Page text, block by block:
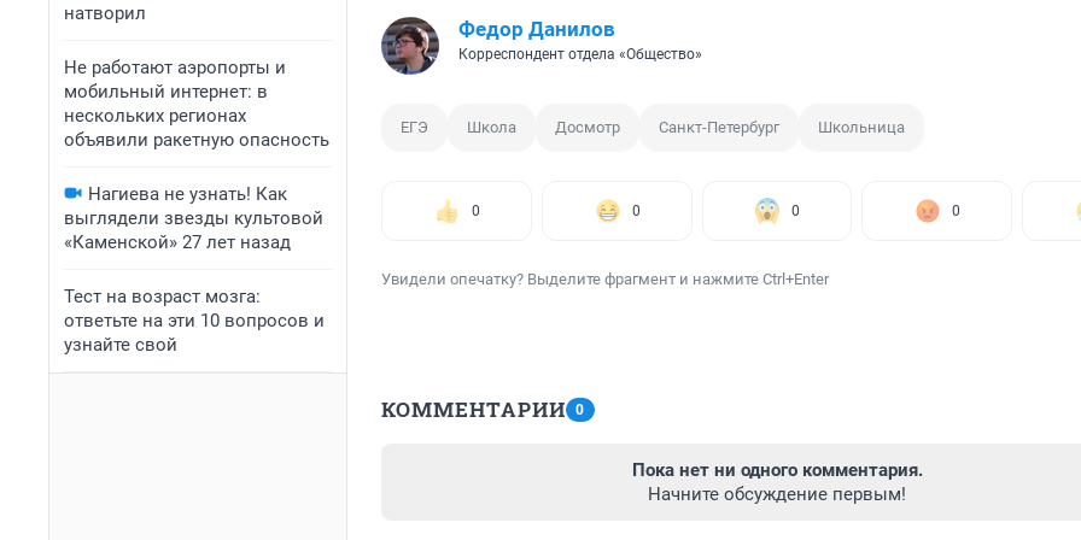
натворил
Не работают аэропорты и
мобильный интернет: в
нескольких регионах
объявили ракетную опасность
Нагиева не узнать! Как
выглядели звезды культовой
«Каменской» 27 лет назад
Тест на возраст мозга:
ответьте на эти 10 вопросов и
узнайте свой
Федор Данилов
Корреспондент отдела «Общество»
ЕГЭ Школа Досмотр Санкт-Петербург Школьница
0 0 0 0
Увидели опечатку? Выделите фрагмент и нажмите Ctrl+Enter
КОММЕНТАРИИ 0
Пока нет ни одного комментария.
Начните обсуждение первым!